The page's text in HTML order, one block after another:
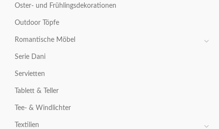
Oster- und Frühlingsdekorationen
Outdoor Töpfe
Romantische Möbel
Serie Dani
Servietten
Tablett & Teller
Tee- & Windlichter
Textilien